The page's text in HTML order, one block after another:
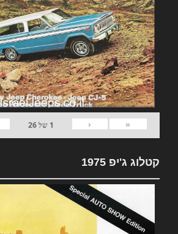
«
‹
1 של26
קטלוג ג'יפ 1975